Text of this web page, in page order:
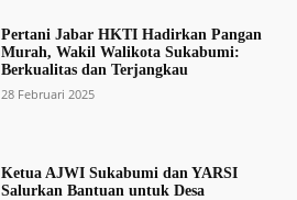
Pertani Jabar HKTI Hadirkan Pangan
Murah, Wakil Walikota Sukabumi:
Berkualitas dan Terjangkau
28 Februari 2025
Ketua AJWI Sukabumi dan YARSI
Salurkan Bantuan untuk Desa